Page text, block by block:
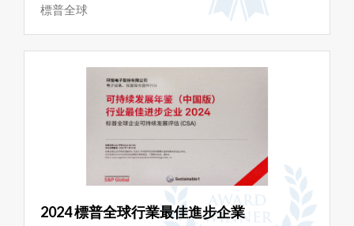
標普全球
2024 標普全球行業最佳進步企業